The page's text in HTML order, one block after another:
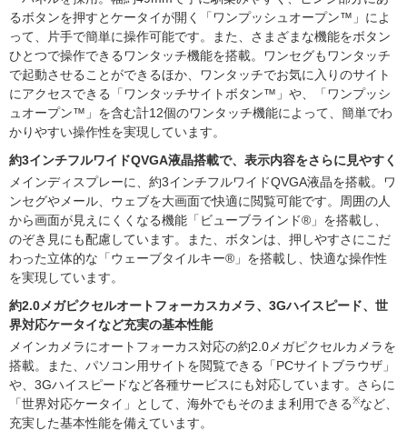
るボタンを押すとケータイが開く「ワンプッシュオープン™」によ
って、片手で簡単に操作可能です。また、さまざまな機能をボタン
ひとつで操作できるワンタッチ機能を搭載。ワンセグもワンタッチ
で起動させることができるほか、ワンタッチでお気に入りのサイト
にアクセスできる「ワンタッチサイトボタン™」や、「ワンプッシ
ュオープン™」を含む計12個のワンタッチ機能によって、簡単でわ
かりやすい操作性を実現しています。
約3インチフルワイドQVGA液晶搭載で、表示内容をさらに見やすく
メインディスプレーに、約3インチフルワイドQVGA液晶を搭載。ワ
ンセグやメール、ウェブを大画面で快適に閲覧可能です。周囲の人
から画面が見えにくくなる機能「ビューブラインド®」を搭載し、
のぞき見にも配慮しています。また、ボタンは、押しやすさにこだ
わった立体的な「ウェーブタイルキー®」を搭載し、快適な操作性
を実現しています。
約2.0メガピクセルオートフォーカスカメラ、3Gハイスピード、世
界対応ケータイなど充実の基本性能
メインカメラにオートフォーカス対応の約2.0メガピクセルカメラを
搭載。また、パソコン用サイトを閲覧できる「PCサイトブラウザ」
や、3Gハイスピードなど各種サービスにも対応しています。さらに
「世界対応ケータイ」として、海外でもそのまま利用できる※など、
充実した基本性能を備えています。